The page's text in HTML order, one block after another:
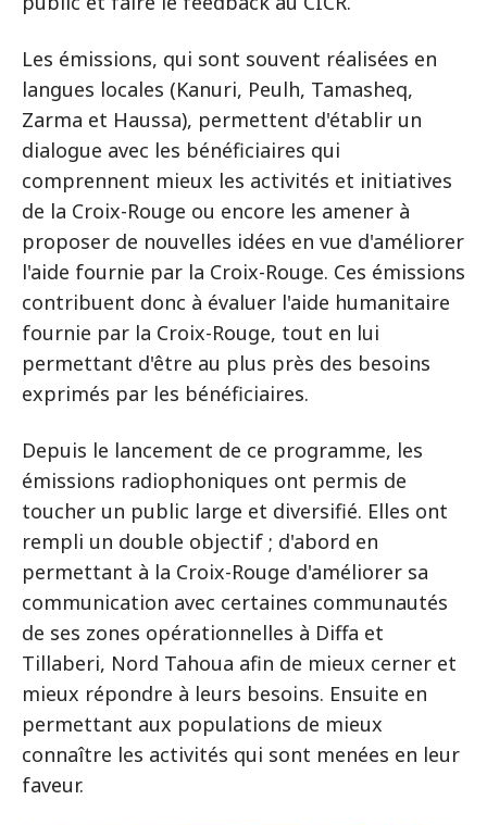
Les émissions, qui sont souvent réalisées en
langues locales (Kanuri, Peulh, Tamasheq,
Zarma et Haussa), permettent d'établir un
dialogue avec les bénéficiaires qui
comprennent mieux les activités et initiatives
de la Croix-Rouge ou encore les amener à
proposer de nouvelles idées en vue d'améliorer
l'aide fournie par la Croix-Rouge. Ces émissions
contribuent donc à évaluer l'aide humanitaire
fournie par la Croix-Rouge, tout en lui
permettant d'être au plus près des besoins
exprimés par les bénéficiaires.
Depuis le lancement de ce programme, les
émissions radiophoniques ont permis de
toucher un public large et diversifié. Elles ont
rempli un double objectif ; d'abord en
permettant à la Croix-Rouge d'améliorer sa
communication avec certaines communautés
de ses zones opérationnelles à Diffa et
Tillaberi, Nord Tahoua afin de mieux cerner et
mieux répondre à leurs besoins. Ensuite en
permettant aux populations de mieux
connaître les activités qui sont menées en leur
faveur.